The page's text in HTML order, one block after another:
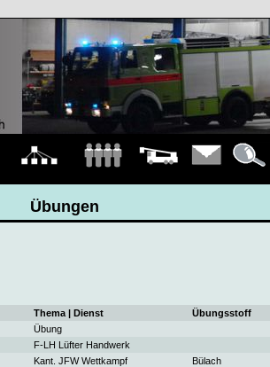
Übungen
Thema | Dienst Übungsstoff
Übung
F-LH Lüfter Handwerk
Kant. JFW Wettkampf Bülach